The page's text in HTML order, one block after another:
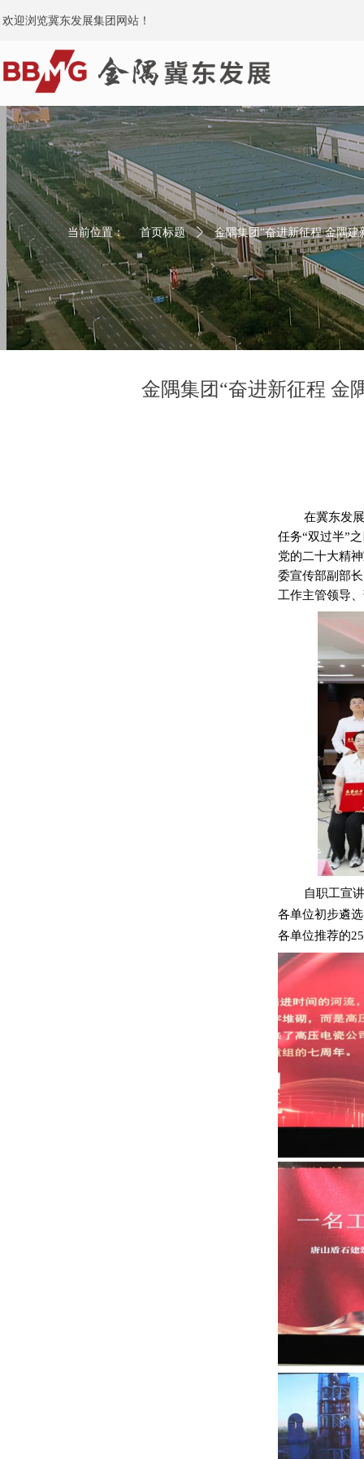
欢迎浏览冀东发展集团网站！
当前位置： 首页标题 ꄲ 金隅集团“奋进新征程 金隅
金隅集团“奋进新征程 金
在冀东发
任务“双过半”
党的二十大精
委宣传部副部
工作主管领导
自职工宣
各单位初步遴
各单位推荐的